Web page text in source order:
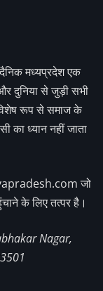
मध्यप्रदेश एक
दुनिया से जुड़ी सभी
रूप से समाज के
का ध्यान नहीं जाता
जो
के लिए तत्पर है।
Nagar,